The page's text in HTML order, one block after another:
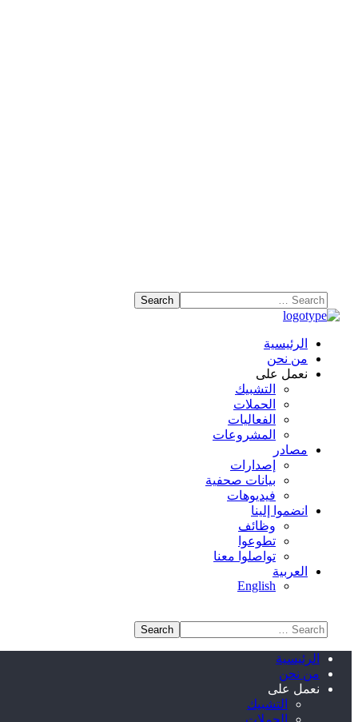
الرئيسية
من نحن
نعمل على
التشبيك
الحملات
الفعاليات
المشروعات
مصادر
إصدارات
بيانات صحفية
فيديوهات
انضموا إلينا
وظائف
تطوعوا
تواصلوا معنا
العربية
English
الرئيسية
من نحن
نعمل على
التشبيك